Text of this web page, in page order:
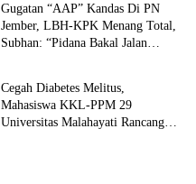
Gugatan “AAP” Kandas Di PN
Jember, LBH-KPK Menang Total,
Subhan: “Pidana Bakal Jalan
Berita
Cegah Diabetes Melitus,
Mahasiswa KKL-PPM 29
Universitas Malahayati Rancang